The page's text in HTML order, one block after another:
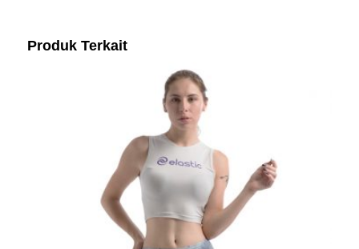
Produk Terkait